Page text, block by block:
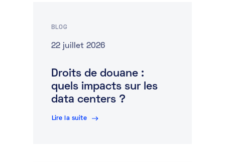
BLOG
22 juillet 2026
Droits de douane :
quels impacts sur les
data centers ?
Lire la suite